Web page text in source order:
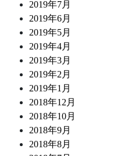
2019年7月
2019年6月
2019年5月
2019年4月
2019年3月
2019年2月
2019年1月
2018年12月
2018年10月
2018年9月
2018年8月